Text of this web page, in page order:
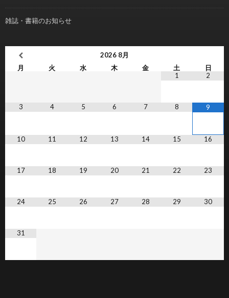
雑誌・書籍のお知らせ
2026 8月
月
火 水 木 金 土
日
1
2
3 4 5 6 7 8 9
10 11 12 13 14 15 16
17 18 19 20 21 22 23
24 25 26 27 28 29 30
31